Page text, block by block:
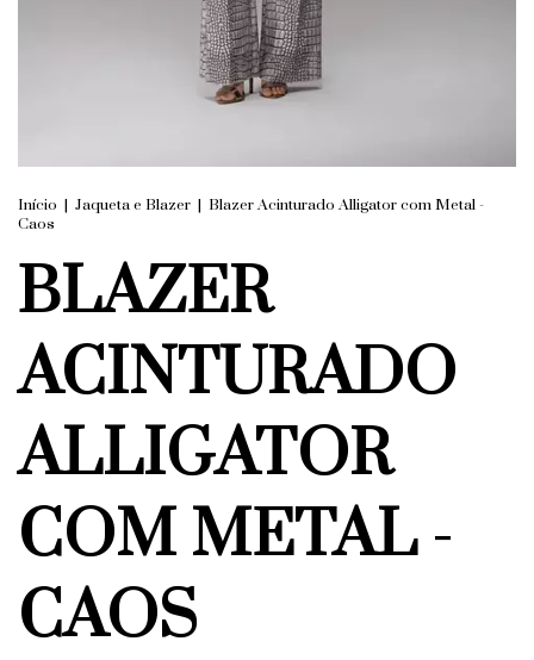
Início | Jaqueta e Blazer | Blazer Acinturado Alligator com Metal -
Caos
BLAZER
ACINTURADO
ALLIGATOR
COM METAL -
CAOS